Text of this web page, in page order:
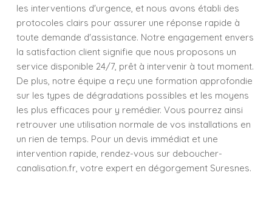
les interventions d'urgence, et nous avons établi des
protocoles clairs pour assurer une réponse rapide à
toute demande d'assistance. Notre engagement envers
la satisfaction client signifie que nous proposons un
service disponible 24/7, prêt à intervenir à tout moment.
De plus, notre équipe a reçu une formation approfondie
sur les types de dégradations possibles et les moyens
les plus efficaces pour y remédier. Vous pourrez ainsi
retrouver une utilisation normale de vos installations en
un rien de temps. Pour un devis immédiat et une
intervention rapide, rendez-vous sur deboucher-
canalisation.fr, votre expert en dégorgement Suresnes.